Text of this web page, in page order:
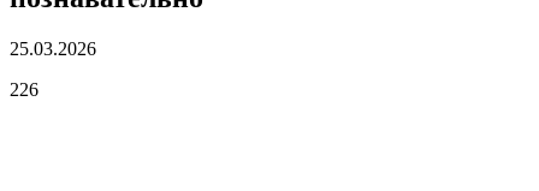
25.03.2026
226